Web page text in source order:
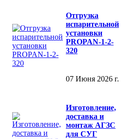
Отгрузка
испарительной
установки
PROPAN-1-2-
320
07 Июня 2026 г.
Изготовление,
доставка и
монтаж АГЗС
для СУГ